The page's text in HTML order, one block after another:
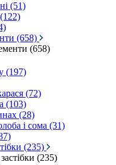
(51)
(658)
(658)
(197)
(72)
(103)
(28)
і сома (31)
(235)
(235)